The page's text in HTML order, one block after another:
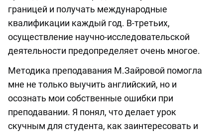
границей и получать международные
квалификации каждый год. В-третьих,
осуществление научно-исследовательской
деятельности предопределяет очень многое.
Методика преподавания М.Зайровой помогла
мне не только выучить английский, но и
осознать мои собственные ошибки при
преподавании. Я понял, что делает урок
скучным для студента, как заинтересовать и